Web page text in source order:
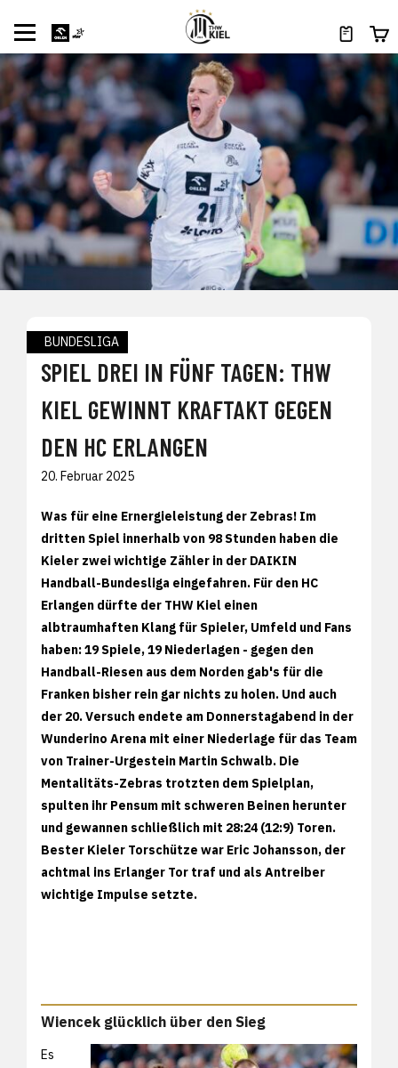
BUNDESLIGA
SPIEL DREI IN FÜNF TAGEN: THW
KIEL GEWINNT KRAFTAKT GEGEN
DEN HC ERLANGEN
20. Februar 2025
Was für eine Ernergieleistung der Zebras! Im
dritten Spiel innerhalb von 98 Stunden haben die
Kieler zwei wichtige Zähler in der DAIKIN
Handball-Bundesliga eingefahren. Für den HC
Erlangen dürfte der THW Kiel einen
albtraumhaften Klang für Spieler, Umfeld und Fans
haben: 19 Spiele, 19 Niederlagen - gegen den
Handball-Riesen aus dem Norden gab's für die
Franken bisher rein gar nichts zu holen. Und auch
der 20. Versuch endete am Donnerstagabend in der
Wunderino Arena mit einer Niederlage für das Team
von Trainer-Urgestein Martin Schwalb. Die
Mentalitäts-Zebras trotzten dem Spielplan,
spulten ihr Pensum mit schweren Beinen herunter
und gewannen schließlich mit 28:24 (12:9) Toren.
Bester Kieler Torschütze war Eric Johansson, der
achtmal ins Erlanger Tor traf und als Antreiber
wichtige Impulse setzte.
Wiencek glücklich über den Sieg
Es